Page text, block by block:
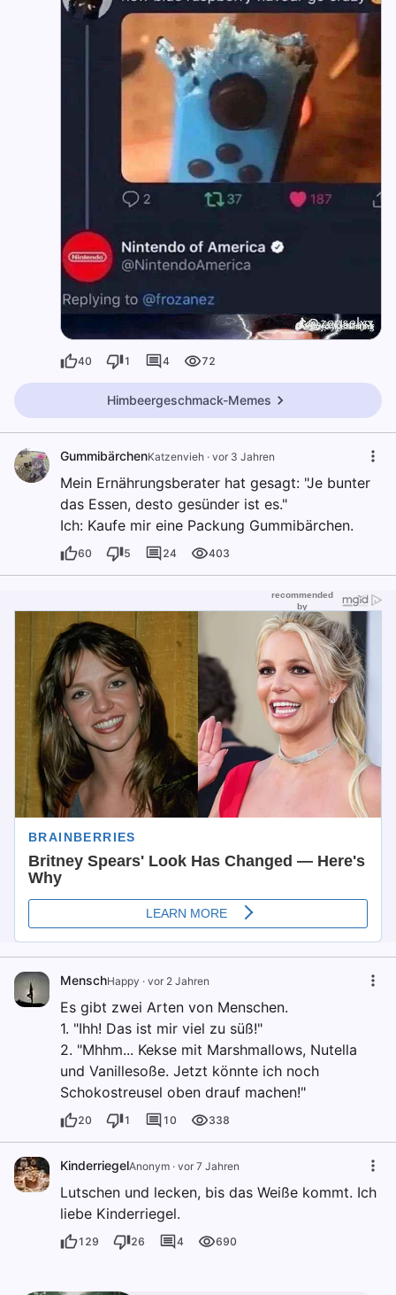
40 1 4 72
Himbeergeschmack-Memes
GummibärchenKatzenvieh · vor 3 Jahren
Mein Ernährungsberater hat gesagt: "Je bunter
das Essen, desto gesünder ist es."
Ich: Kaufe mir eine Packung Gummibärchen.
60 5 24 403
MenschHappy · vor 2 Jahren
Es gibt zwei Arten von Menschen.
1. "Ihh! Das ist mir viel zu süß!"
2. "Mhhm... Kekse mit Marshmallows, Nutella
und Vanillesoße. Jetzt könnte ich noch
Schokostreusel oben drauf machen!"
20 1 10 338
KinderriegelAnonym · vor 7 Jahren
Lutschen und lecken, bis das Weiße kommt. Ich
liebe Kinderriegel.
129 26 4 690